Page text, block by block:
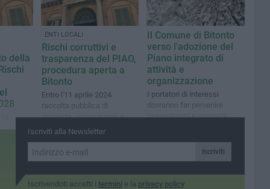
della
ENTI LOCALI
Rischi corruttivi e
trasparenza del PIAO,
procedura aperta a
Bitonto
Entro l'11 aprile 2024
raccolta pubblica di
proposte, osservazioni e
suggerimenti da parte di
privati che fruiscono delle
attività e dei servizi
Il Comune di Bitonto
verso l'adozione del
Piano integrato di
attività e
organizzazione
I portatori di interessi
dovranno far pervenire
osservazioni e proposte
Iscriviti alla Newsletter
Iscriviti
Iscrivendoti accetti i termini e la privacy policy